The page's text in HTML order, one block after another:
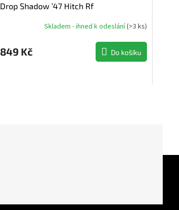
Drop Shadow ’47 Hitch Rf
Skladem - ihned k odeslání(>3 ks)
849 Kč Do košíku